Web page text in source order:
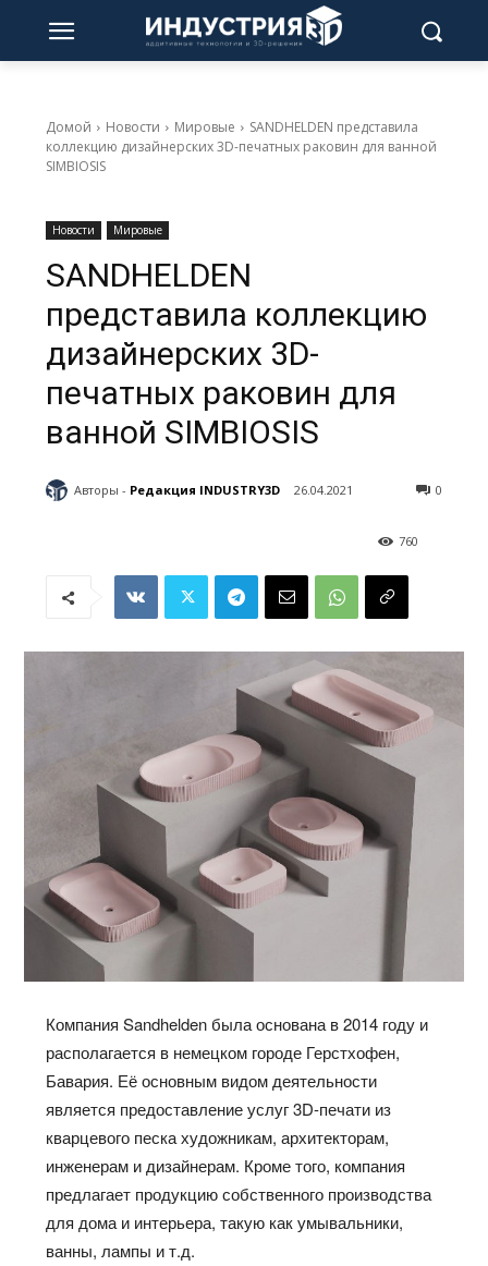
Домой Новости Мировые
SANDHELDEN представила
коллекцию дизайнерских 3D-печатных раковин для ванной
SIMBIOSIS
Новости Мировые
SANDHELDEN
представила коллекцию
дизайнерских 3D-
печатных раковин для
ванной SIMBIOSIS
Авторы - Редакция INDUSTRY3D 26.04.2021 0
760
Компания Sandhelden была основана в 2014 году и
располагается в немецком городе Герстхофен,
Бавария. Её основным видом деятельности
является предоставление услуг 3D-печати из
кварцевого песка художникам, архитекторам,
инженерам и дизайнерам. Кроме того, компания
предлагает продукцию собственного производства
для дома и интерьера, такую как умывальники,
ванны, лампы и т.д.